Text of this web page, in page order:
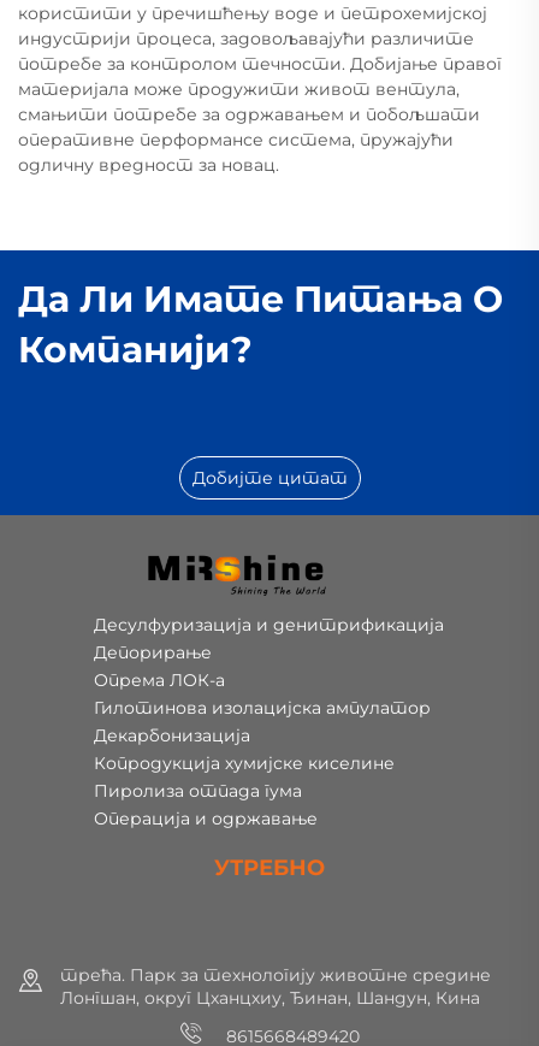
користити у пречишћењу воде и петрохемијској
индустрији процеса, задовољавајући различите
потребе за контролом течности. Добијање правог
материјала може продужити живот вентула,
смањити потребе за одржавањем и побољшати
оперативне перформансе система, пружајући
одличну вредност за новац.
Да Ли Имате Питања О
Компанији?
Добијте цитат
Десулфуризација и денитрификација
Депорирање
Опрема ЛОК-а
Гилотинова изолацијска ампулатор
Декарбонизација
Копродукција хумијске киселине
Пиролиза отпада гума
Операција и одржавање
УТРЕБНО
трећа. Парк за технологију животне средине
Лонгшан, округ Цханцхиу, Ђинан, Шандун, Кина
8615668489420